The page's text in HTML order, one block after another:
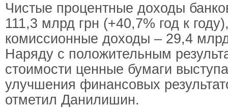
Чистые процентные доходы
111,3 млрд грн (+40,7% год к
комиссионные доходы – 29,4
Наряду с положительным
стоимости ценные бумаги
улучшения финансовых
отметил Данилишин.